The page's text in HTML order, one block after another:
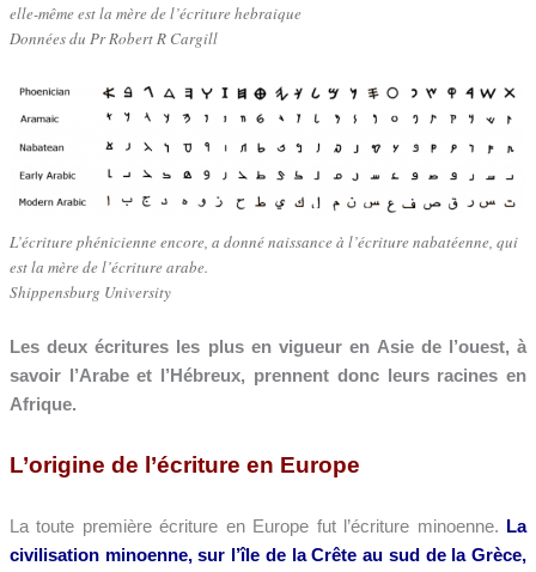
elle-même est la mère de l’écriture hebraique
Données du Pr Robert R Cargill
L’écriture phénicienne encore, a donné naissance à l’écriture nabatéenne, qui
est la mère de l’écriture arabe.
Shippensburg University
Les deux écritures les plus en vigueur en Asie de l’ouest, à
savoir l’Arabe et l’Hébreux, prennent donc leurs racines en
Afrique.
L’origine de l’écriture en Europe
La toute première écriture en Europe fut l’écriture minoenne.
La
civilisation minoenne, sur l’île de la Crête au sud de la Grèce,